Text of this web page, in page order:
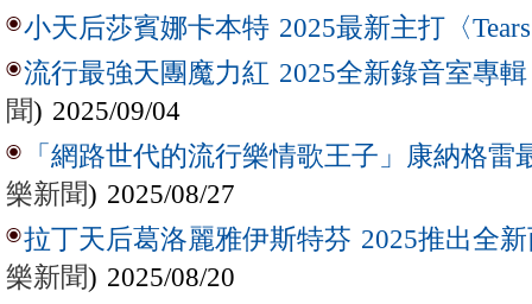
小天后莎賓娜卡本特 2025最新主打〈
流行最強天團魔力紅 2025全新錄音室專
聞) 2025/09/04
「網路世代的流行樂情歌王子」康納格雷
樂新聞) 2025/08/27
拉丁天后葛洛麗雅伊斯特芬 2025推出全新
樂新聞) 2025/08/20